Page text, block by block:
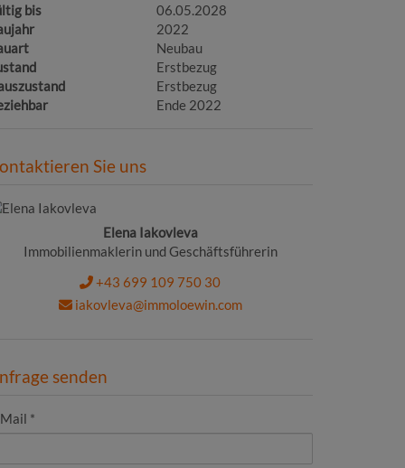
bis
06.05.2028
2022
Neubau
Erstbezug
Erstbezug
Ende 2022
Sie uns
Elena Iakovleva
Immobilienmaklerin und Geschäftsführerin
+43 699 109 750 30
iakovleva@immoloewin.com
senden